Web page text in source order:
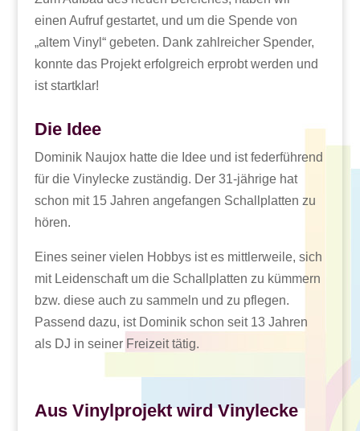
einen Aufruf gestartet, und um die Spende von
„altem Vinyl“ gebeten. Dank zahlreicher Spender,
konnte das Projekt erfolgreich erprobt werden und
ist startklar!
Die Idee
Dominik Naujox hatte die Idee und ist federführend
für die Vinylecke zuständig. Der 31-jährige hat
schon mit 15 Jahren angefangen Schallplatten zu
hören.
Eines seiner vielen Hobbys ist es mittlerweile, sich
mit Leidenschaft um die Schallplatten zu kümmern
bzw. diese auch zu sammeln und zu pflegen.
Passend dazu, ist Dominik schon seit 13 Jahren
als DJ in seiner Freizeit tätig.
Aus Vinylprojekt wird Vinylecke